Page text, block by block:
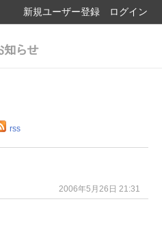
新規ユーザー登録 ログイン
rss
2006年5月26日 21:31